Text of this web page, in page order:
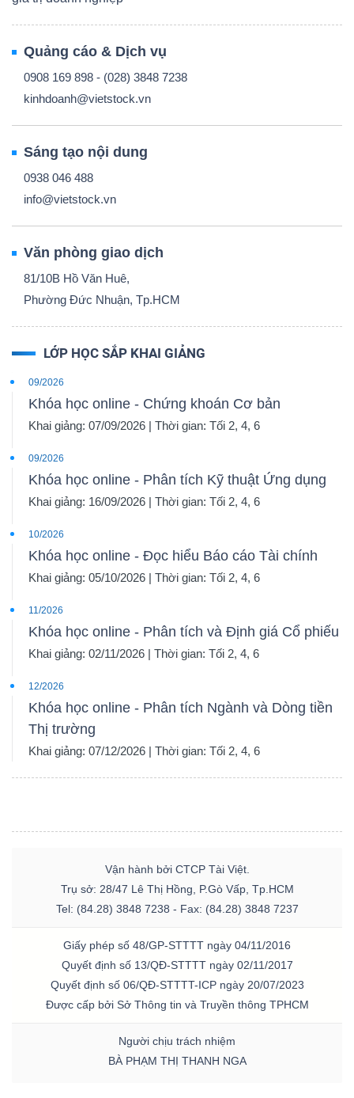
Quảng cáo & Dịch vụ
0908 169 898 - (028) 3848 7238
kinhdoanh@vietstock.vn
Sáng tạo nội dung
0938 046 488
info@vietstock.vn
Văn phòng giao dịch
81/10B Hồ Văn Huê,
Phường Đức Nhuận, Tp.HCM
LỚP HỌC SẮP KHAI GIẢNG
09/2026
Khóa học online - Chứng khoán Cơ bản
Khai giảng: 07/09/2026 | Thời gian: Tối 2, 4, 6
09/2026
Khóa học online - Phân tích Kỹ thuật Ứng dụng
Khai giảng: 16/09/2026 | Thời gian: Tối 2, 4, 6
10/2026
Khóa học online - Đọc hiểu Báo cáo Tài chính
Khai giảng: 05/10/2026 | Thời gian: Tối 2, 4, 6
11/2026
Khóa học online - Phân tích và Định giá Cổ phiếu
Khai giảng: 02/11/2026 | Thời gian: Tối 2, 4, 6
12/2026
Khóa học online - Phân tích Ngành và Dòng tiền
Thị trường
Khai giảng: 07/12/2026 | Thời gian: Tối 2, 4, 6
Vận hành bởi CTCP Tài Việt.
Trụ sở: 28/47 Lê Thị Hồng, P.Gò Vấp, Tp.HCM
Tel: (84.28) 3848 7238 - Fax: (84.28) 3848 7237
Giấy phép số 48/GP-STTTT ngày 04/11/2016
Quyết định số 13/QĐ-STTTT ngày 02/11/2017
Quyết định số 06/QĐ-STTTT-ICP ngày 20/07/2023
Được cấp bởi Sở Thông tin và Truyền thông TPHCM
Người chịu trách nhiệm
BÀ PHẠM THỊ THANH NGA